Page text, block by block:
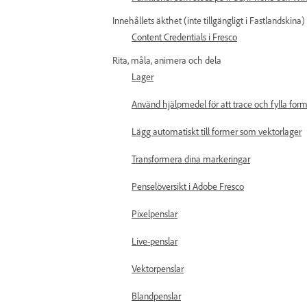
Innehållets äkthet (inte tillgängligt i Fastlandskina)
Content Credentials i Fresco
Rita, måla, animera och dela
Lager
Använd hjälpmedel för att trace och fylla
Lägg automatiskt till former som vektorlager
Transformera dina markeringar
Penselöversikt i Adobe Fresco
Pixelpenslar
Live-penslar
Vektorpenslar
Blandpenslar